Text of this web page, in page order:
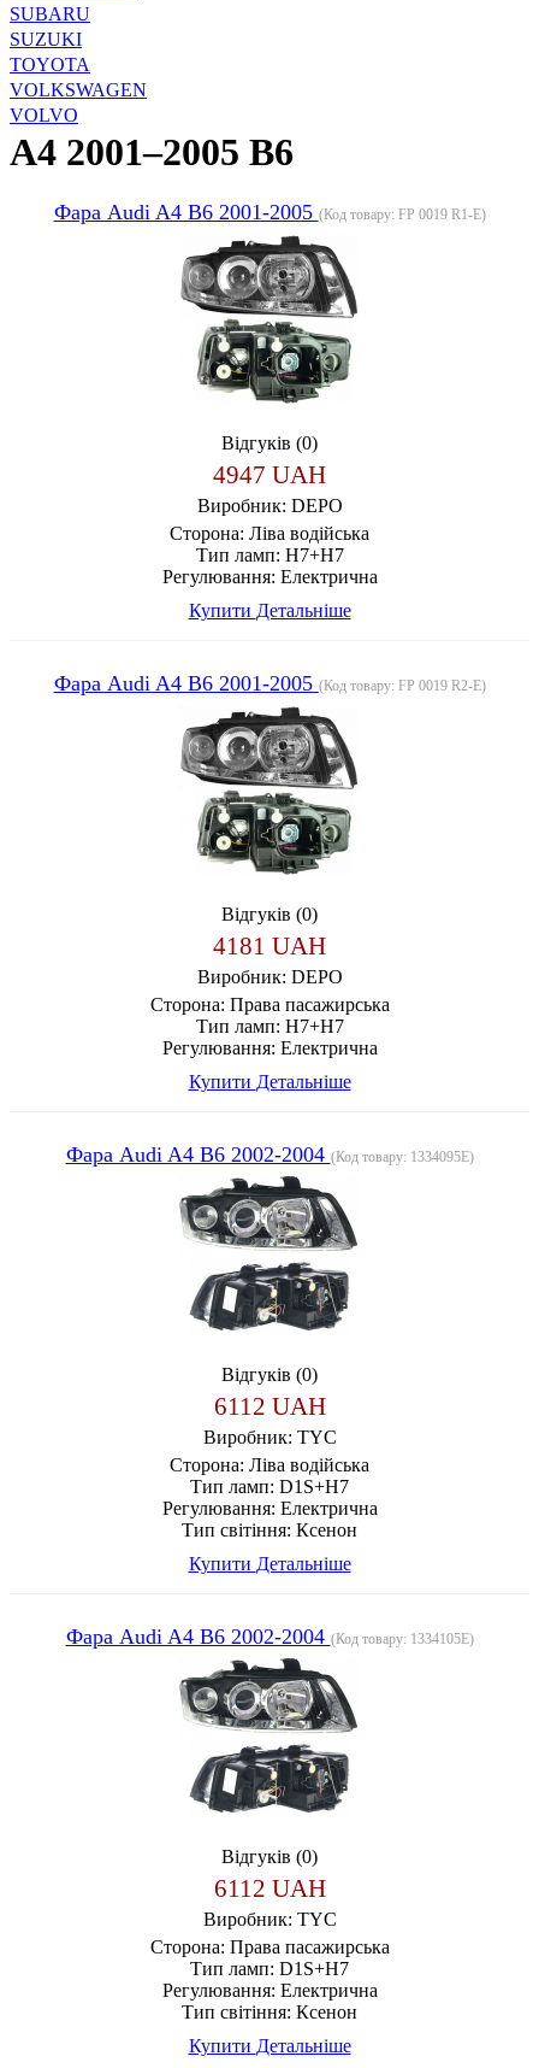
SUBARU
SUZUKI
TOYOTA
VOLKSWAGEN
VOLVO
A4 2001–2005 B6
Фара Audi A4 B6 2001-2005 (Код товару: FP 0019 R1-E)
Відгуків (0)
4947 UAH
Виробник: DEPO
Сторона: Ліва водійська
Тип ламп: H7+H7
Регулювання: Електрична
Купити Детальніше
Фара Audi A4 B6 2001-2005 (Код товару: FP 0019 R2-E)
Відгуків (0)
4181 UAH
Виробник: DEPO
Сторона: Права пасажирська
Тип ламп: H7+H7
Регулювання: Електрична
Купити Детальніше
Фара Audi A4 B6 2002-2004 (Код товару: 1334095E)
Відгуків (0)
6112 UAH
Виробник: TYC
Сторона: Ліва водійська
Тип ламп: D1S+H7
Регулювання: Електрична
Тип світіння: Ксенон
Купити Детальніше
Фара Audi A4 B6 2002-2004 (Код товару: 1334105E)
Відгуків (0)
6112 UAH
Виробник: TYC
Сторона: Права пасажирська
Тип ламп: D1S+H7
Регулювання: Електрична
Тип світіння: Ксенон
Купити Детальніше